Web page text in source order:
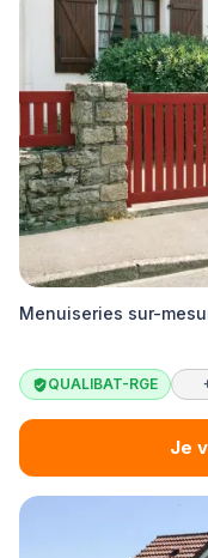
Menuiseries sur-
QUALIBAT-RGE
Je